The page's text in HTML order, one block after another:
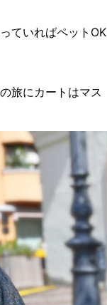
ていればペットOK
旅にカートはマス